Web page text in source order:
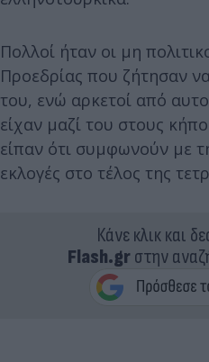
Πολλοί ήταν οι μη
Προεδρίας που ζήτησαν
του, ενώ αρκετοί από
είχαν μαζί του στους
είπαν ότι συμφωνούν με
εκλογές στο τέλος της
Κάνε κλικ και
Flash.grστην